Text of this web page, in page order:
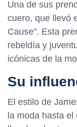
Una de sus
cuero, que llevó
Cause". Esta
rebeldía y
icónicas de la
Su
El estilo de
la moda hasta el